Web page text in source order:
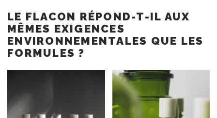
LE FLACON RÉPOND-T-IL AUX
MÊMES EXIGENCES
ENVIRONNEMENTALES QUE LES
FORMULES ?